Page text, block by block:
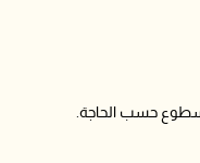
حسب الحاجة.